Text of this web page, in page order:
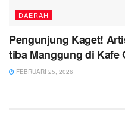
DAERAH
Pengunjung Kaget!
tiba Manggung di Kafe
FEBRUARI 25, 2026